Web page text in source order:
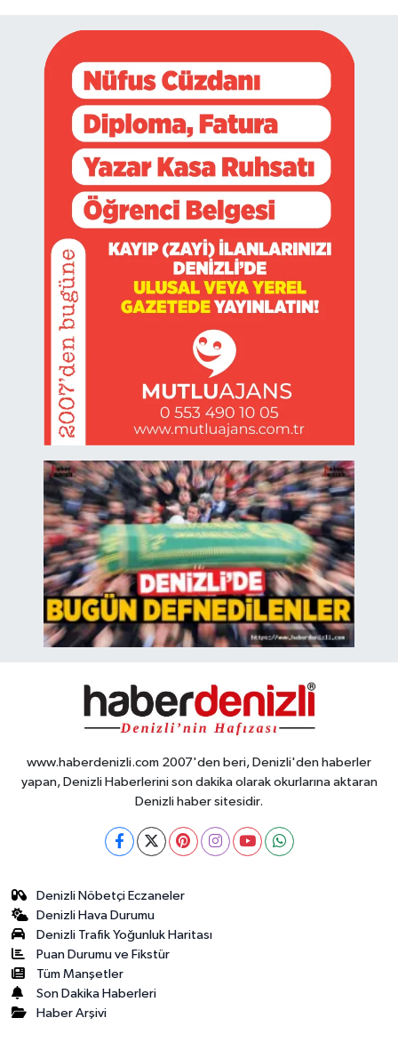
www.haberdenizli.com 2007'den beri, Denizli'den haberler
yapan, Denizli Haberlerini son dakika olarak okurlarına aktaran
Denizli haber sitesidir.
Denizli Nöbetçi Eczaneler
Denizli Hava Durumu
Denizli Trafik Yoğunluk Haritası
Puan Durumu ve Fikstür
Tüm Manşetler
Son Dakika Haberleri
Haber Arşivi